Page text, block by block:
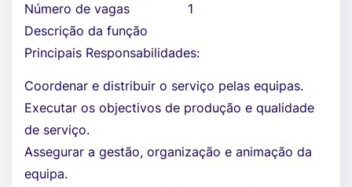
Número de vagas
1
Descrição da função
Principais Responsabilidades:
Coordenar e distribuir o serviço pelas equipas.
Executar os objectivos de produção e qualidade
de serviço.
Assegurar a gestão, organização e animação da
equipa.